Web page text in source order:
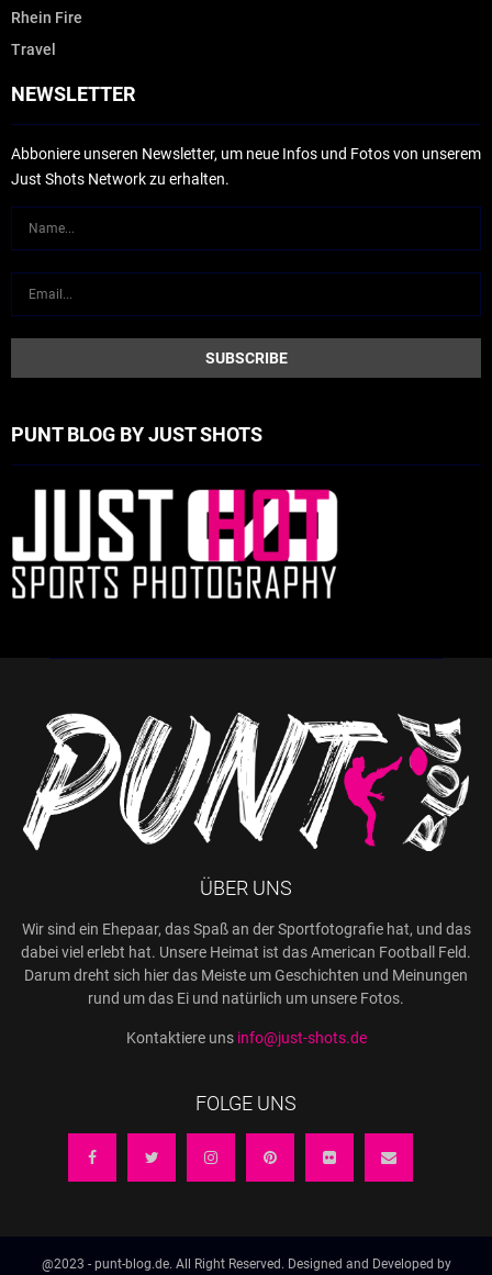
Rhein Fire
Travel
NEWSLETTER
Abboniere unseren Newsletter, um neue Infos und Fotos von unserem
Just Shots Network zu erhalten.
PUNT BLOG BY JUST SHOTS
ÜBER UNS
Wir sind ein Ehepaar, das Spaß an der Sportfotografie hat, und das
dabei viel erlebt hat. Unsere Heimat ist das American Football Feld.
Darum dreht sich hier das Meiste um Geschichten und Meinungen
rund um das Ei und natürlich um unsere Fotos.
Kontaktiere uns info@just-shots.de
FOLGE UNS
@2023 - punt-blog.de. All Right Reserved. Designed and Developed by